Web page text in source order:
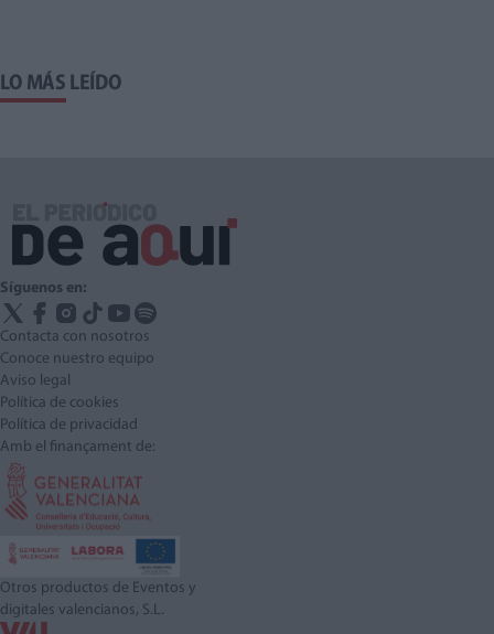
LO MÁS LEÍDO
Síguenos en:
Contacta con nosotros
Conoce nuestro equipo
Aviso legal
Política de cookies
Política de privacidad
Amb el finançament de:
Otros productos de Eventos y
digitales valencianos, S.L.